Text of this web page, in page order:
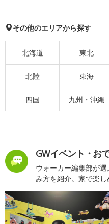
その他のエリアから探す
北海道 東北
北陸 東海
四国 九州・沖縄
GWイベント・お
ウォーカー編集部が
み方を紹介。家で楽し